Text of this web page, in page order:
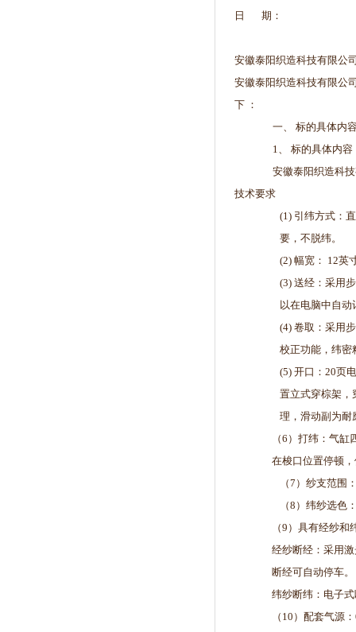
日 期
安徽泰阳织造科技有限公
安徽泰阳织造科技有限公
下 ：
一、 标的具体内
1、 标的具体内容
安徽泰阳织造科
技术要求
(1) 引纬方式：
要，不脱纬。
(2) 幅宽： 12英
(3) 送经：采用
以在电脑中自动
(4) 卷取：采用
校正功能，纬密
(5) 开口：20页
置立式穿棕架，
理，滑动副为耐
（6）打纬：气
在梭口位置停顿
（7）纱支范围
（8）纬纱选色
（9）具有经纱
经纱断经：采用
断经可自动停车。
纬纱断纬：电子
（10）配套气源